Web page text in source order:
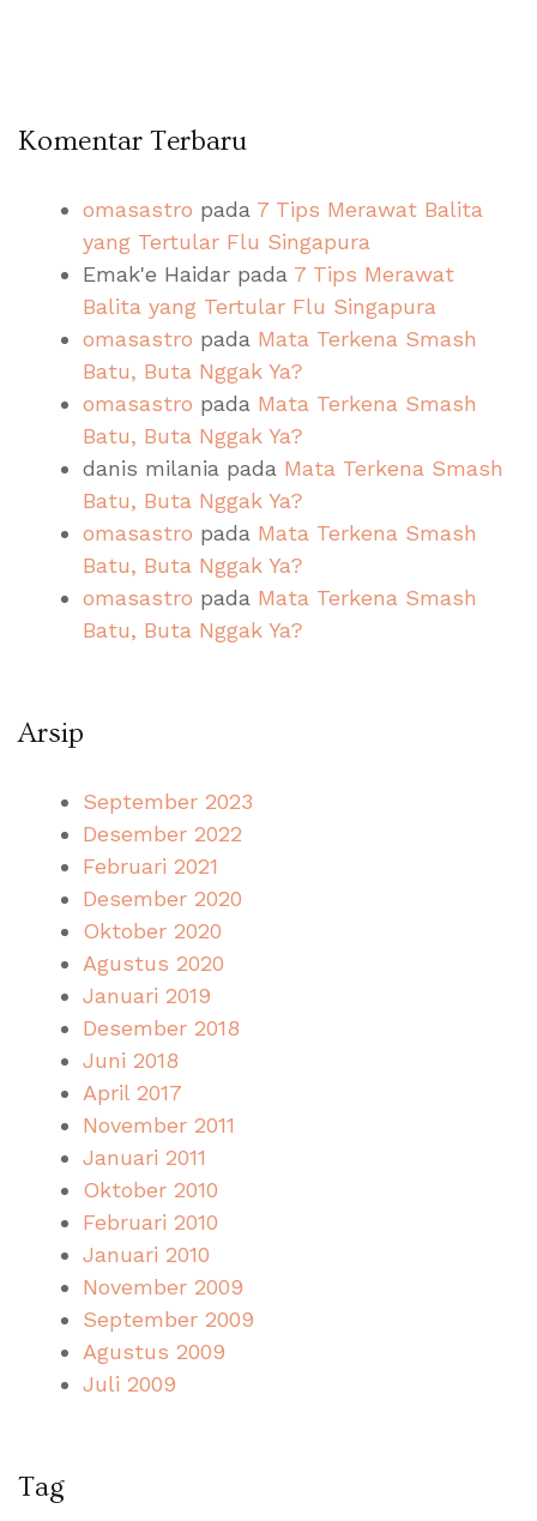
Komentar Terbaru
omasastro pada 7 Tips Merawat Balita
yang Tertular Flu Singapura
Emak'e Haidar pada 7 Tips Merawat
Balita yang Tertular Flu Singapura
omasastro pada Mata Terkena Smash
Batu, Buta Nggak Ya?
omasastro pada Mata Terkena Smash
Batu, Buta Nggak Ya?
danis milania pada Mata Terkena Smash
Batu, Buta Nggak Ya?
omasastro pada Mata Terkena Smash
Batu, Buta Nggak Ya?
omasastro pada Mata Terkena Smash
Batu, Buta Nggak Ya?
Arsip
September 2023
Desember 2022
Februari 2021
Desember 2020
Oktober 2020
Agustus 2020
Januari 2019
Desember 2018
Juni 2018
April 2017
November 2011
Januari 2011
Oktober 2010
Februari 2010
Januari 2010
November 2009
September 2009
Agustus 2009
Juli 2009
Tag